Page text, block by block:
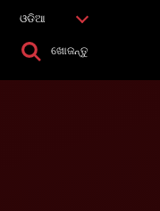
ଓଡିଆ
ଖୋଜନ୍ତୁ